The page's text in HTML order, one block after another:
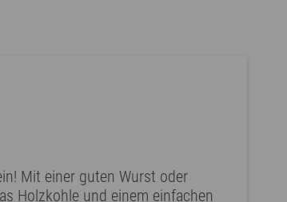
Mit einer guten Wurst oder
Holzkohle und einem einfachen